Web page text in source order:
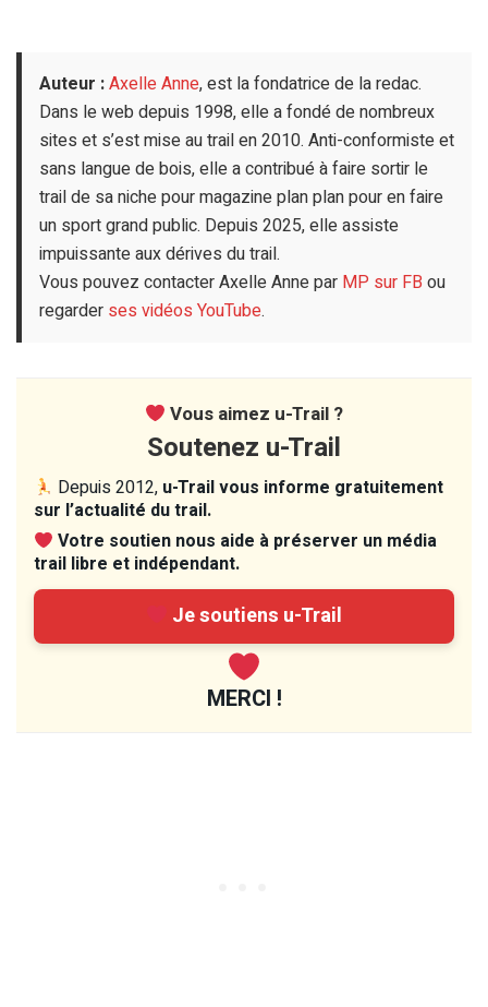
Auteur :Axelle Anne, est la fondatrice de la redac.
Dans le web depuis 1998, elle a fondé de nombreux
sites et s’est mise au trail en 2010. Anti-conformiste et
sans langue de bois, elle a contribué à faire sortir le
trail de sa niche pour magazine plan plan pour en faire
un sport grand public. Depuis 2025, elle assiste
impuissante aux dérives du trail.
Vous pouvez contacter Axelle Anne par MP sur FB ou
regarder ses vidéos YouTube.
Vous aimez u-Trail ?
Soutenez u-Trail
Depuis 2012, u-Trail vous informe gratuitement
sur l’actualité du trail.
Votre soutien nous aide à préserver un média
trail libre et indépendant.
Je soutiens u-Trail
MERCI !